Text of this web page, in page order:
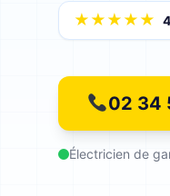
★★★★★
02 34
Électricien de